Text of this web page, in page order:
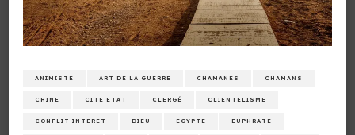
ANIMISTE ART DE LA GUERRE CHAMANES CHAMANS
CHINE CITE ETAT CLERGÉ CLIENTELISME
CONFLIT INTERET DIEU EGYPTE EUPHRATE